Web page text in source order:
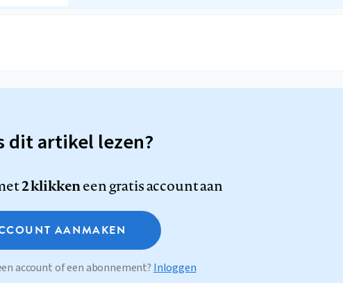
dit artikel lezen?
2 klikkeneen gratis account aan
AANMAKEN
account of een abonnement? Inloggen